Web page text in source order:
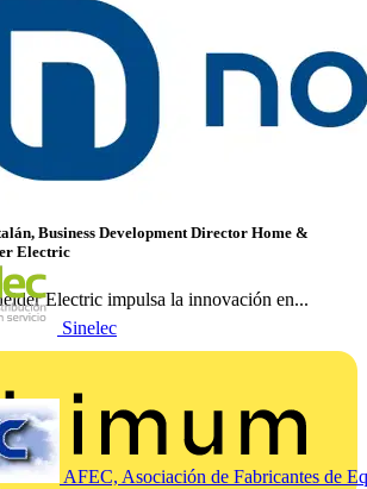
Sinelec
AFEC, Asociación de Fabricantes de
oficialmente el soporte para...
Suministro Continuo sin Interrupciones
inteligentes de Chint...
Business Development Director Home &
Electric
Electric impulsa la innovación en...